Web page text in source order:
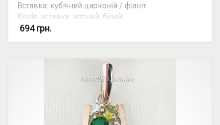
Вставка: кубічний цирконій / фіаніт.
Колір вставки: чорний, білий.
Вид: з розсипом каміння.
694грн.